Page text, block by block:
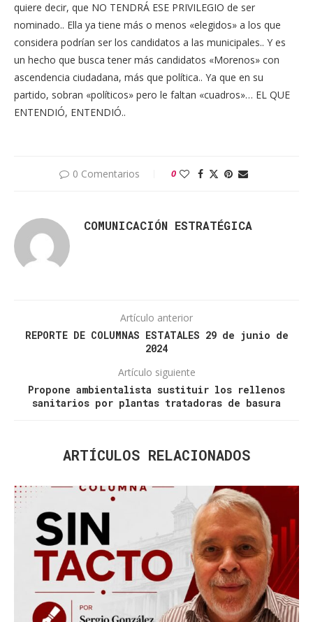
quiere decir, que NO TENDRÁ ESE PRIVILEGIO de ser
nominado.. Ella ya tiene más o menos «elegidos» a los que
considera podrían ser los candidatos a las municipales.. Y es
un hecho que busca tener más candidatos «Morenos» con
ascendencia ciudadana, más que política.. Ya que en su
partido, sobran «políticos» pero le faltan «cuadros»… EL QUE
ENTENDIÓ, ENTENDIÓ..
0 Comentarios 0
COMUNICACIÓN ESTRATÉGICA
Artículo anterior
REPORTE DE COLUMNAS ESTATALES 29 de junio de
2024
Artículo siguiente
Propone ambientalista sustituir los rellenos
sanitarios por plantas tratadoras de basura
ARTÍCULOS RELACIONADOS